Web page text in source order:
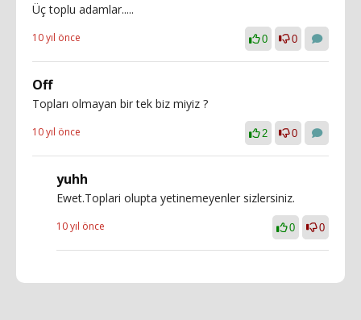
Üç toplu adamlar.....
10 yıl önce 0 0
Off
Topları olmayan bir tek biz miyiz ?
10 yıl önce 2 0
yuhh
Ewet.Toplari olupta yetinemeyenler sizlersiniz.
10 yıl önce 0 0